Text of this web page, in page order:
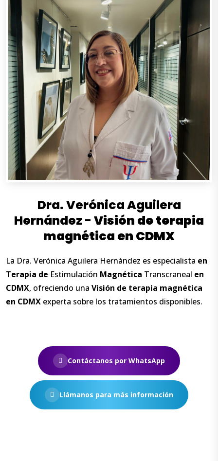
Dra. Verónica Aguilera
Hernández - Visión deterapia
magnética en CDMX
La Dra. Verónica Aguilera Hernández es especialista en
Terapia de Estimulación Magnética Transcraneal en
CDMX, ofreciendo una Visión de terapia magnética
en CDMX experta sobre los tratamientos disponibles.
Contáctanos por WhatsApp
Llámanos para más información